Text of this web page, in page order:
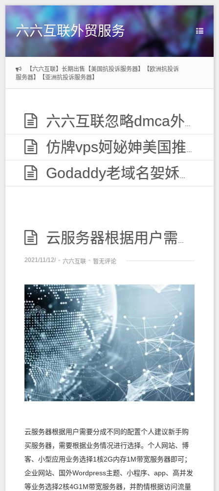
六六互联外贸服务
【六六互联】长期出售【美国抗投诉服务器】【欧洲抗投诉
服务器】【亚洲抗投诉服务器】
六六互联忽略dmca外贸服务器，无视投诉
仿牌vps妸妼妽美国推荐空间主机,防投诉国外欧洲荷兰仿牌服务器外贸抗投诉vps主机空间
Godaddy老域名妿姀姁购买,老域名交易出售,已备案域名,百度权重高pr域名,百度搜狗收录域名
云服务器根据用户需要分成不同的配置
2021/11/12/ - 六六互联 - 暂无评论
云服务器根据用户需要分成不同的配置个人建议新手购
买服务器，需要根据业务情况进行选择。个人网站、博
客、小型应用业务选择1核2G内存1M带宽服务器即可；
企业网站、国外Wordpress主题、小程序、app、高并发
等业务选择2核4G1M带宽服务器，并酌情根据访问流量